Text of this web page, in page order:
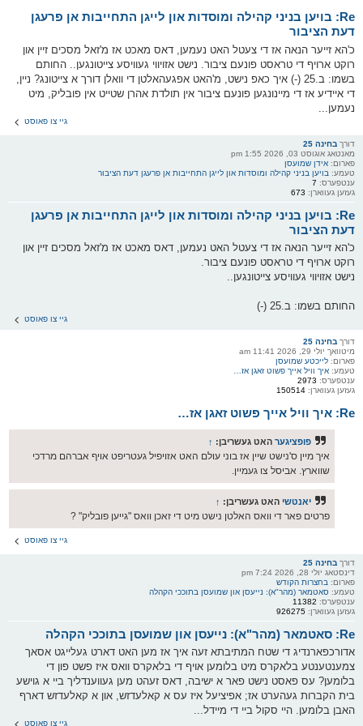
Re: בויען בניני קהילה ומוסדות און לייגן התחייבות אן פרעגן
דעת הציבור
כ'הא זייער הנאה אז די צעטל האט נעמען, דאס מאכט אז מ'זאל מסכים זיין און
רוקט ארויף די טראסט פונעם ציבור. נישט אזויווי געוויסע צייטונגען.. החותם
בשמו: ב.25 (-) איך כאפ נישט, מ'האט אפגעהאלטן די וואלן דורך א צייטונג? ניין,
די איידיע אז די מיינונגען פונעם ציבור אין תולדת אהרן שטייט אין פובליק, מיט
נעמען...
גיי צו פאוסט
דורך בחינה 25
מאנטאג אוגוסט 03, 2026 1:55 pm
פארום: אידן שמועסן
טעמע: בויען בניני קהילה ומוסדות און לייגן התחייבות אן פרעגן דעת הציבור
ענטפערס: 7
געזען געווארן: 673
Re: בויען בניני קהילה ומוסדות און לייגן התחייבות אן פרעגן
דעת הציבור
כ'הא זייער הנאה אז די צעטל האט נעמען, דאס מאכט אז מ'זאל מסכים זיין און
רוקט ארויף די טראסט פונעם ציבור.
נישט אזויווי געוויסע צייטונגען..
החותם בשמו: ב.25 (-)
גיי צו פאוסט
דורך בחינה 25
מיטוואך יולי 29, 2026 11:41 am
פארום: לייכטע שמועסן
טעמע: איך וויל אייך פשוט זאגן אז…
ענטפערס: 2973
געזען געווארן: 150514
Re: איך וויל אייך פשוט זאגן אז…
פופציגער האט געשריבן: ↑
איך מיין ס'נישט שיין אז בוני עולם האט אזויפיל געטריפט אויף אברהם מרדכי
שווארץ. אביסל צו געמיין.
יאנטשי האט געשריבן: ↑
פרטים פאר די וואס האלטן נישט מיט די זאכן וואס "גייען פובליק" ?
גיי צו פאוסט
דורך בחינה 25
דינסטאג יולי 28, 2026 7:24 pm
פארום: בחצרות הקודש
טעמע: סאטמאר (מהר"א): נייעסן און שמועסן בתוככי הקהלה
ענטפערס: 11382
געזען געווארן: 926275
Re: סאטמאר (מהר"א): נייעסן און שמועסן בתוככי הקהלה
אדורכפארנדיג די שטח המתיבתא זעה איך אז מען האט דארט געלייגט אסאך
צמענטענטע בלאקרס מיט בלומען אויף די בלאקרס וואס איז פשט פון די
בלומען? עס פאסט נישט פאר א ישיבה, דאס זעהט מען געווענדליך ביי א גוישע
בית הקברות געהערט אז; אפיציעל איז עס א קאלעדזש, און א קאלעדזש דארף
האבן בלומען. היי סקול ביי די מיידל...
גיי צו פאוסט